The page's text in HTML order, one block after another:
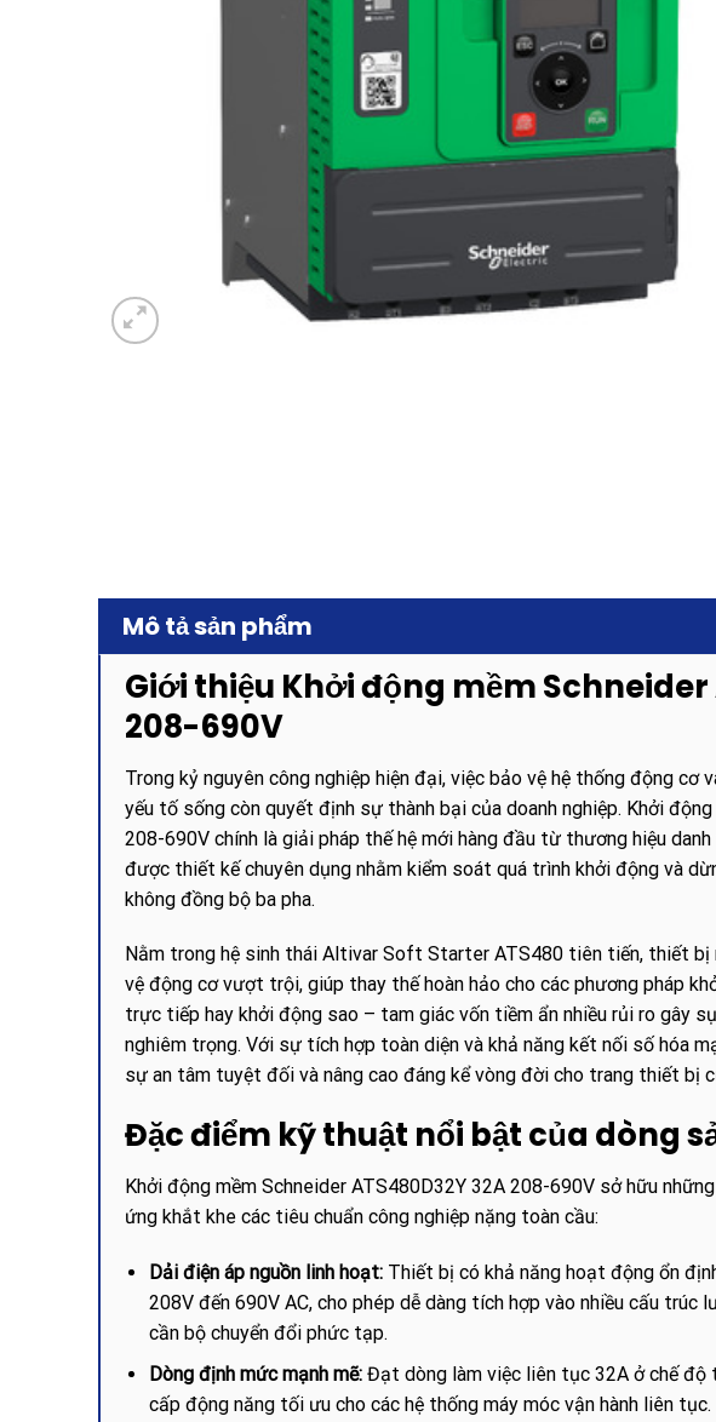
Mô tả sản phẩm
Giới thiệu Khởi động mềm Schneider
208-690V
Trong kỷ nguyên công nghiệp hiện đại, việc bảo vệ hệ thống động cơ
yếu tố sống còn quyết định sự thành bại của doanh nghiệp. Khởi
208-690V chính là giải pháp thế hệ mới hàng đầu từ thương hiệu
được thiết kế chuyên dụng nhằm kiểm soát quá trình khởi động và
không đồng bộ ba pha.
Nằm trong hệ sinh thái Altivar Soft Starter ATS480 tiên tiến, thiết bị
vệ động cơ vượt trội, giúp thay thế hoàn hảo cho các phương pháp
trực tiếp hay khởi động sao – tam giác vốn tiềm ẩn nhiều rủi ro gây
nghiêm trọng. Với sự tích hợp toàn diện và khả năng kết nối số hóa
sự an tâm tuyệt đối và nâng cao đáng kể vòng đời cho trang thiết bị
Đặc điểm kỹ thuật nổi bật của dòng
Khởi động mềm Schneider ATS480D32Y 32A 208-690V sở hữu
ứng khắt khe các tiêu chuẩn công nghiệp nặng toàn cầu:
Dải điện áp nguồn linh hoạt: Thiết bị có khả năng hoạt động ổn
208V đến 690V AC, cho phép dễ dàng tích hợp vào nhiều cấu trúc
cần bộ chuyển đổi phức tạp.
Dòng định mức mạnh mẽ: Đạt dòng làm việc liên tục 32A ở chế độ
cấp động năng tối ưu cho các hệ thống máy móc vận hành liên tục.